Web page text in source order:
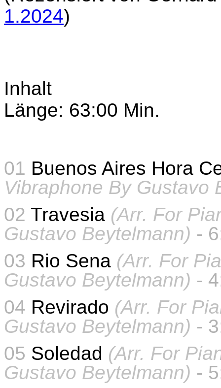
1.2024)
Inhalt
Länge: 63:00 Min.
01 Buenos Aires Hora
Vibraphone By Gustavo
02 Travesia (Arr. For
Gustavo Beytelmann) -
03 Rio Sena (Arr. For
Gustavo Beytelmann) -
04 Revirado (Arr. For
Gustavo Beytelmann) -
05 Soledad (Arr. For
Gustavo Beytelmann) -